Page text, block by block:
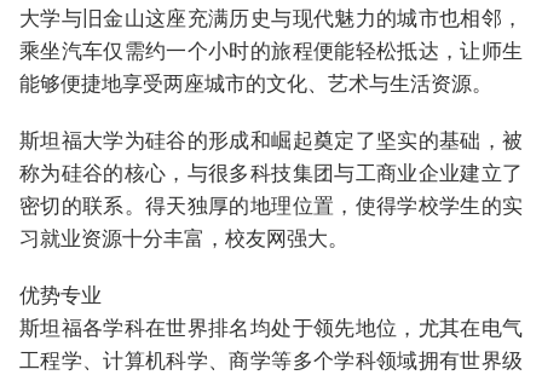
大学与旧金山这座充满历史与现代魅力的城市也相邻，
乘坐汽车仅需约一个小时的旅程便能轻松抵达，让师生
能够便捷地享受两座城市的文化、艺术与生活资源。
斯坦福大学为硅谷的形成和崛起奠定了坚实的基础，被
称为硅谷的核心，与很多科技集团与工商业企业建立了
密切的联系。得天独厚的地理位置，使得学校学生的实
习就业资源十分丰富，校友网强大。
优势专业
斯坦福各学科在世界排名均处于领先地位，尤其在电气
工程学、计算机科学、商学等多个学科领域拥有世界级